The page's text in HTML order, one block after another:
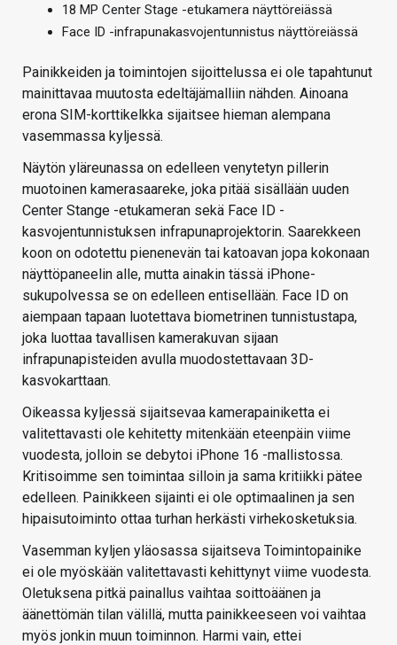
18 MP Center Stage -etukamera näyttöreiässä
Face ID -infrapunakasvojentunnistus näyttöreiässä
Painikkeiden ja toimintojen sijoittelussa ei ole tapahtunut
mainittavaa muutosta edeltäjämalliin nähden. Ainoana
erona SIM-korttikelkka sijaitsee hieman alempana
vasemmassa kyljessä.
Näytön yläreunassa on edelleen venytetyn pillerin
muotoinen kamerasaareke, joka pitää sisällään uuden
Center Stange -etukameran sekä Face ID -
kasvojentunnistuksen infrapunaprojektorin. Saarekkeen
koon on odotettu pienenevän tai katoavan jopa kokonaan
näyttöpaneelin alle, mutta ainakin tässä iPhone-
sukupolvessa se on edelleen entisellään. Face ID on
aiempaan tapaan luotettava biometrinen tunnistustapa,
joka luottaa tavallisen kamerakuvan sijaan
infrapunapisteiden avulla muodostettavaan 3D-
kasvokarttaan.
Oikeassa kyljessä sijaitsevaa kamerapainiketta ei
valitettavasti ole kehitetty mitenkään eteenpäin viime
vuodesta, jolloin se debytoi iPhone 16 -mallistossa.
Kritisoimme sen toimintaa silloin ja sama kritiikki pätee
edelleen. Painikkeen sijainti ei ole optimaalinen ja sen
hipaisutoiminto ottaa turhan herkästi virhekosketuksia.
Vasemman kyljen yläosassa sijaitseva Toimintopainike
ei ole myöskään valitettavasti kehittynyt viime vuodesta.
Oletuksena pitkä painallus vaihtaa soittoäänen ja
äänettömän tilan välillä, mutta painikkeeseen voi vaihtaa
myös jonkin muun toiminnon. Harmi vain, ettei